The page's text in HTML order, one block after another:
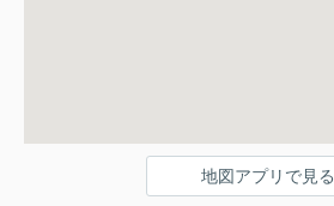
地図アプリで見る